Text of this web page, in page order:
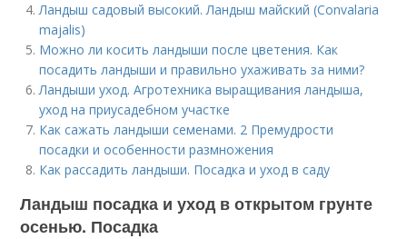
Ландыш садовый высокий. Ландыш майский (Convalaria
majalis)
Можно ли косить ландыши после цветения. Как
посадить ландыши и правильно ухаживать за ними?
Ландыши уход. Агротехника выращивания ландыша,
уход на приусадебном участке
Как сажать ландыши семенами. 2 Премудрости
посадки и особенности размножения
Как рассадить ландыши. Посадка и уход в саду
Ландыш посадка и уход в открытом грунте
осенью. Посадка